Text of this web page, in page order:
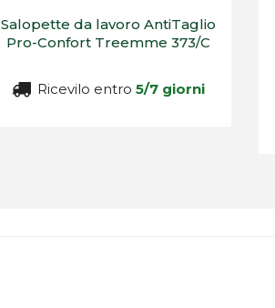
Salopette da lavoro AntiTaglio
Pro-Confort Treemme 373/C
Ricevilo entro 5/7 giorni